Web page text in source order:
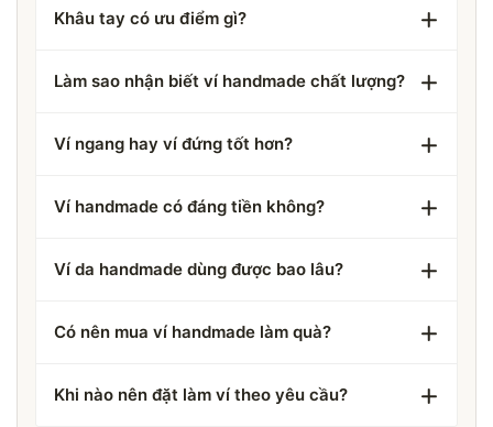
Khâu tay có ưu điểm gì?
Làm sao nhận biết ví handmade chất lượng?
Ví ngang hay ví đứng tốt hơn?
Ví handmade có đáng tiền không?
Ví da handmade dùng được bao lâu?
Có nên mua ví handmade làm quà?
Khi nào nên đặt làm ví theo yêu cầu?